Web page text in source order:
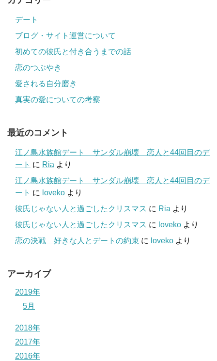
デート
ブログ・サイト運営について
初めての彼氏と付き合うまでの話
恋のつぶやき
愛される自分磨き
真実の愛についての考察
最近のコメント
江ノ島水族館デート サンダル崩壊 恋人と44回目のデ
ート に Ria より
江ノ島水族館デート サンダル崩壊 恋人と44回目のデ
ート に loveko より
彼氏じゃない人と過ごしたクリスマス に Ria より
彼氏じゃない人と過ごしたクリスマス に loveko より
恋の決戦 好きな人とデートの約束 に loveko より
アーカイブ
2019年
5月
2018年
2017年
2016年